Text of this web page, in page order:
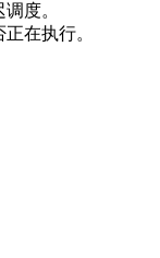
度。
在执行。